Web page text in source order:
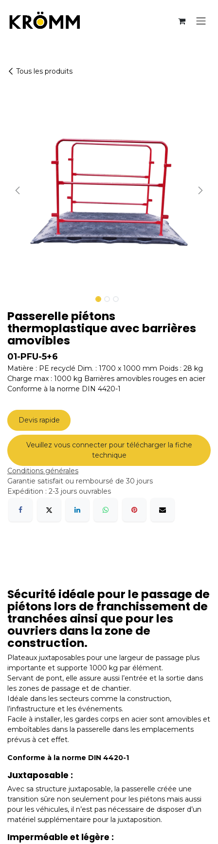
Tous les produits
Passerelle piétons
thermoplastique avec barrières
amovibles
01-PFU-5+6
Matière : PE recyclé Dim. : 1700 x 1000 mm Poids : 28 kg
Charge max : 1000 kg Barrières amovibles rouges en acier
Conforme à la norme DIN 4420-1
Devis rapide
Veuillez vous connecter pour télécharger la fiche
technique
Conditions générales
Garantie satisfait ou remboursé de 30 jours
Expédition : 2-3 jours ouvrables
Sécurité idéale pour le passage de
piétons lors de franchissement de
tranchées ainsi que pour les
ouvriers dans la zone de
construction.
Plateaux juxtaposables pour une largeur de passage plus
importante et supporte 1000 kg par élément.
Servant de pont, elle assure aussi l’entrée et la sortie dans
les zones de passage et de chantier.
Idéale dans les secteurs comme la construction,
l’infrastructure et les événements.
Facile à installer, les gardes corps en acier sont amovibles et
emboîtables dans la passerelle dans les emplacements
prévus à cet effet.
Conforme à la norme DIN 4420-1
Juxtaposable :
Avec sa structure juxtaposable, la passerelle créée une
transition sûre non seulement pour les piétons mais aussi
pour les véhicules, il n’est pas nécessaire de disposer d’un
matériel supplémentaire pour la juxtaposition.
Imperméable et légère :